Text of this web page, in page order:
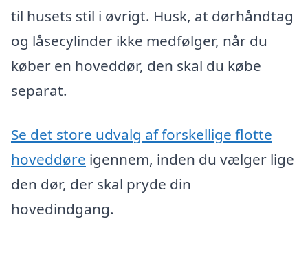
til husets stil i øvrigt. Husk, at dørhåndtag
og låsecylinder ikke medfølger, når du
køber en hoveddør, den skal du købe
separat.
Se det store udvalg af forskellige flotte
hoveddøre igennem, inden du vælger lige
den dør, der skal pryde din
hovedindgang.